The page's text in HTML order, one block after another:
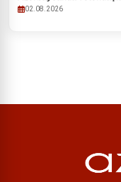
02.08.2026